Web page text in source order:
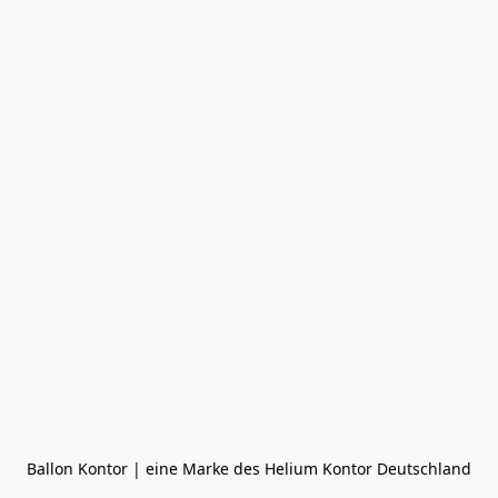
Ballon Kontor | eine Marke des Helium Kontor Deutschland